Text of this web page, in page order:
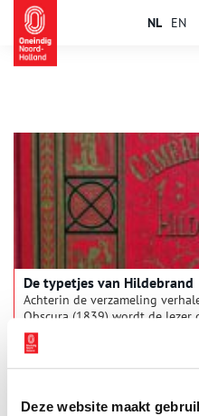
Deze website maakt
NL EN
De typetjes van Hildebrand
Achterin de verzameling
Obscura (1839) wordt de lezer
‘verspreide stukken’:
landschappen uit zijn eigen
meisje’, ‘de Limburgsche
Holland. Wat vertellen deze